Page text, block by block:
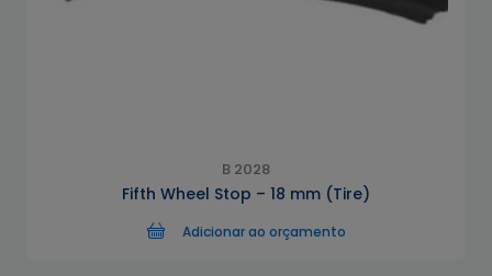
B 2028
Fifth Wheel Stop – 18 mm (Tire)
Adicionar ao orçamento